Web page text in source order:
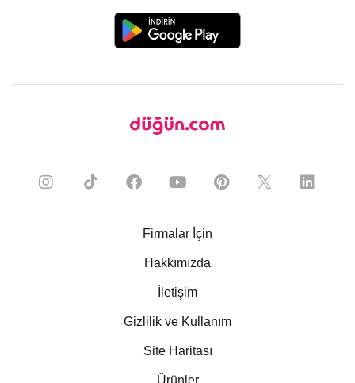
Firmalar İçin
Hakkımızda
İletişim
Gizlilik ve Kullanım
Site Haritası